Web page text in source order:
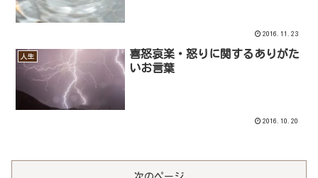
2016.11.23
人生
喜怒哀楽・怒りに関するありがた
いお言葉
2016.10.20